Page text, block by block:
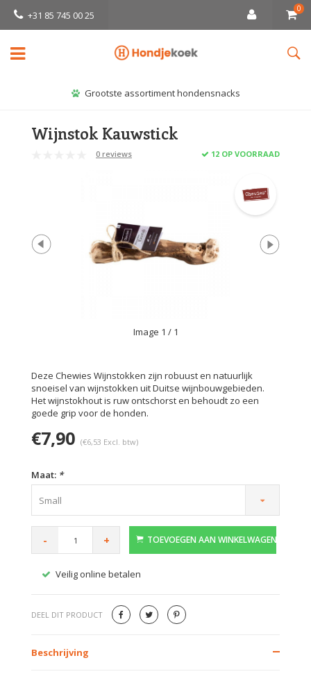
+31 85 745 00 25
0
Grootste assortiment hondensnacks
Wijnstok Kauwstick
0 reviews 12 OP VOORRAAD
Image 1 / 1
Deze Chewies Wijnstokken zijn robuust en natuurlijk
snoeisel van wijnstokken uit Duitse wijnbouwgebieden.
Het wijnstokhout is ruw ontschorst en behoudt zo een
goede grip voor de honden.
€7,90 (€6,53 Excl. btw)
Maat: *
Small
- + TOEVOEGEN AAN WINKELWAGEN
Veilig online betalen
DEEL DIT PRODUCT
Beschrijving